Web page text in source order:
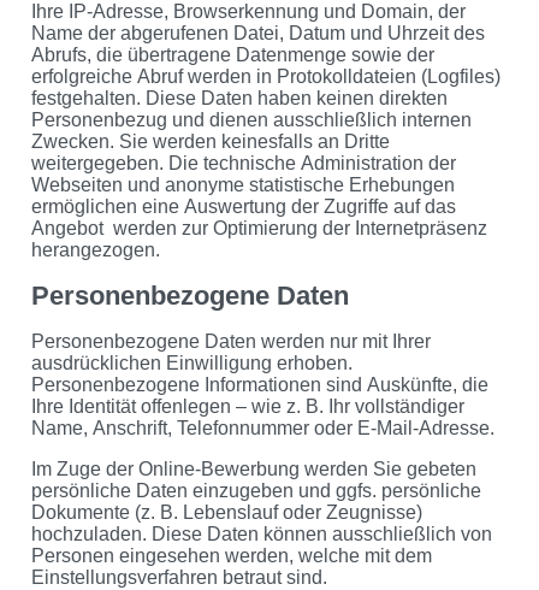
Ihre IP-Adresse, Browserkennung und Domain, der
Name der abgerufenen Datei, Datum und Uhrzeit des
Abrufs, die übertragene Datenmenge sowie der
erfolgreiche Abruf werden in Protokolldateien (Logfiles)
festgehalten. Diese Daten haben keinen direkten
Personenbezug und dienen ausschließlich internen
Zwecken. Sie werden keinesfalls an Dritte
weitergegeben. Die technische Administration der
Webseiten und anonyme statistische Erhebungen
ermöglichen eine Auswertung der Zugriffe auf das
Angebot werden zur Optimierung der Internetpräsenz
herangezogen.
Personenbezogene Daten
Personenbezogene Daten werden nur mit Ihrer
ausdrücklichen Einwilligung erhoben.
Personenbezogene Informationen sind Auskünfte, die
Ihre Identität offenlegen – wie z. B. Ihr vollständiger
Name, Anschrift, Telefonnummer oder E-Mail-Adresse.
Im Zuge der Online-Bewerbung werden Sie gebeten
persönliche Daten einzugeben und ggfs. persönliche
Dokumente (z. B. Lebenslauf oder Zeugnisse)
hochzuladen. Diese Daten können ausschließlich von
Personen eingesehen werden, welche mit dem
Einstellungsverfahren betraut sind.